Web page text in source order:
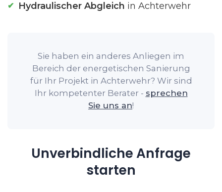
Hydraulischer Abgleich in Achterwehr
Sie haben ein anderes Anliegen im
Bereich der energetischen Sanierung
für Ihr Projekt in Achterwehr? Wir sind
Ihr kompetenter Berater - sprechen
Sie uns an!
Unverbindliche Anfrage
starten